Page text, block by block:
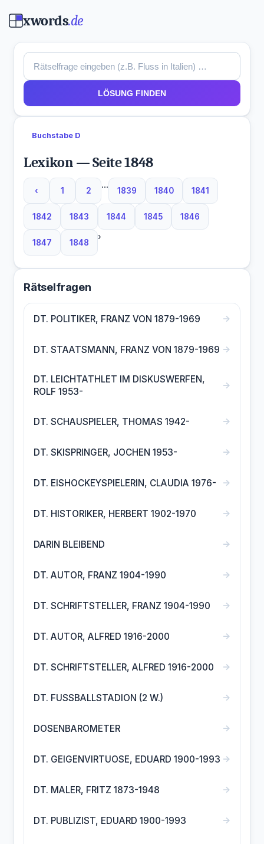
xwords.de
LÖSUNG FINDEN
Buchstabe D
Lexikon — Seite 1848
‹ 1 2
...
1839 1840 1841
1842 1843 1844 1845 1846
1847 1848
›
Rätselfragen
DT. POLITIKER, FRANZ VON 1879-1969 →
DT. STAATSMANN, FRANZ VON 1879-1969 →
DT. LEICHTATHLET IM DISKUSWERFEN,
ROLF 1953-
→
DT. SCHAUSPIELER, THOMAS 1942- →
DT. SKISPRINGER, JOCHEN 1953- →
DT. EISHOCKEYSPIELERIN, CLAUDIA 1976- →
DT. HISTORIKER, HERBERT 1902-1970 →
DARIN BLEIBEND →
DT. AUTOR, FRANZ 1904-1990 →
DT. SCHRIFTSTELLER, FRANZ 1904-1990 →
DT. AUTOR, ALFRED 1916-2000 →
DT. SCHRIFTSTELLER, ALFRED 1916-2000 →
DT. FUSSBALLSTADION (2 W.) →
DOSENBAROMETER →
DT. GEIGENVIRTUOSE, EDUARD 1900-1993 →
DT. MALER, FRITZ 1873-1948 →
DT. PUBLIZIST, EDUARD 1900-1993 →